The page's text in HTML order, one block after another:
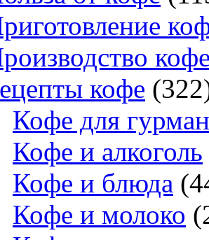
кофе
Кофе для
Кофе и алкоголь
Кофе и блюда
Кофе и молоко